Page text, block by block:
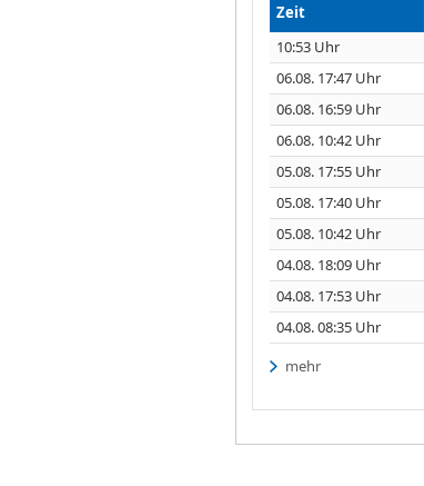
Zeit
10:53 Uhr
06.08. 17:47 Uhr
06.08. 16:59 Uhr
06.08. 10:42 Uhr
05.08. 17:55 Uhr
05.08. 17:40 Uhr
05.08. 10:42 Uhr
04.08. 18:09 Uhr
04.08. 17:53 Uhr
04.08. 08:35 Uhr
mehr